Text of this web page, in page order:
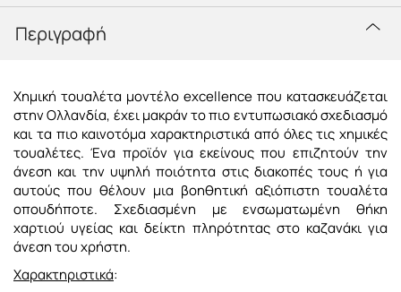
Περιγραφή
Χημική τουαλέτα μοντέλο excellence που κατασκευάζεται
στην Ολλανδία, έχει μακράν το πιο εντυπωσιακό σχεδιασμό
και τα πιο καινοτόμα χαρακτηριστικά από όλες τις χημικές
τουαλέτες.Ένα προϊόν για εκείνους που επιζητούν την
άνεση και την υψηλή ποιότητα στις διακοπές τους ή για
αυτούς που θέλουν μια βοηθητική αξιόπιστη τουαλέτα
οπουδήποτε. Σχεδιασμένη με ενσωματωμένη θήκη
χαρτιού υγείας και δείκτη πληρότητας στο καζανάκι για
άνεση του χρήστη.
Χαρακτηριστικά: